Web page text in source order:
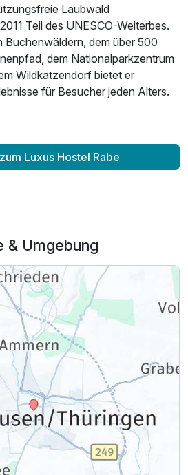
Laubwald
Teil des UNESCO-Welterbes.
Buchenwäldern, dem über 500
dem Nationalparkzentrum
Wildkatzendorf bietet er
für Besucher jeden Alters.
Luxus Hostel Rabe
& Umgebung